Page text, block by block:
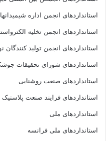
استانداردهای انجمن اداره
استانداردهای انجمن تخليه
استانداردهای انجمن توليد کنندگان
استانداردهای شورای تحقیقات
استانداردهای صنعت روشنایی
استانداردهای فرايند صنعت پلاستيک
استانداردهای ملی
استانداردهای ملی فرانسه